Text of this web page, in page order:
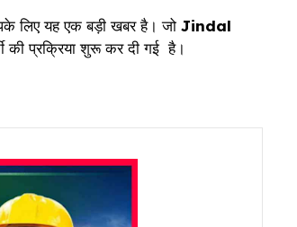
लिए यह एक बड़ी खबर है। जो Jindal
की प्रक्रिया शुरू कर दी गई है।